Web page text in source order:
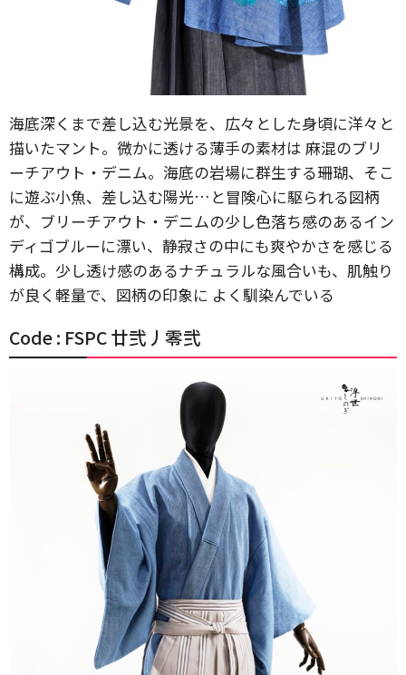
海底深くまで差し込む光景を、広々とした身頃に洋々と
描いたマント。微かに透ける薄手の素材は 麻混のブリ
ーチアウト・デニム。海底の岩場に群生する珊瑚、そこ
に遊ぶ小魚、差し込む陽光…と冒険心に駆られる図柄
が、ブリーチアウト・デニムの少し色落ち感のあるイン
ディゴブルーに漂い、静寂さの中にも爽やかさを感じる
構成。少し透け感のあるナチュラルな風合いも、肌触り
が良く軽量で、図柄の印象に よく馴染んでいる
Code : FSPC 廿弐丿零弐